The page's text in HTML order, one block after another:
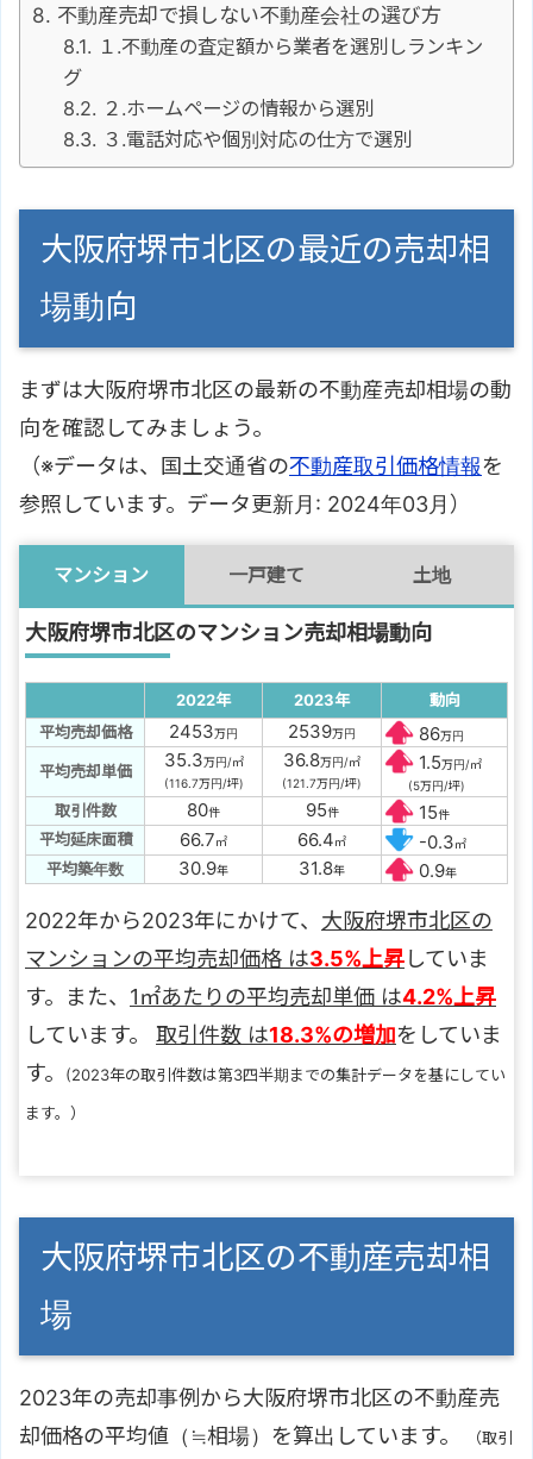
不動産売却で損しない不動産会社の選び方
１.不動産の査定額から業者を選別しランキン
グ
２.ホームページの情報から選別
３.電話対応や個別対応の仕方で選別
大阪府堺市北区の最近の売却相
場動向
まずは大阪府堺市北区の最新の不動産売却相場の動
向を確認してみましょう。
（※データは、国土交通省の不動産取引価格情報を
参照しています。データ更新月: 2024年03月）
マンション 一戸建て 土地
大阪府堺市北区のマンション売却相場動向
2022年 2023年
動向
平均売却価格
2453万円 2539万円 86万円
平均売却単価 35.3万円/㎡
(116.7万円/坪)
36.8万円/㎡
(121.7万円/坪)
1.5万円/㎡
(5万円/坪)
取引件数 80件 95件 15件
平均延床面積 66.7㎡ 66.4㎡ -0.3㎡
平均築年数 30.9年 31.8年 0.9年
2022年から2023年にかけて、 大阪府堺市北区の
マンションの平均売却価格 は3.5%上昇していま
す。また、 1㎡あたりの平均売却単価 は4.2%上昇
しています。 取引件数 は18.3%の増加をしていま
す。
(2023年の取引件数は第3四半期までの集計データを基にしてい
ます。）
大阪府堺市北区の不動産売却相
場
2023年の売却事例から大阪府堺市北区の不動産売
却価格の平均値（≒相場）を算出しています。
（取引